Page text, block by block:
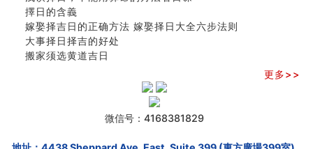
擇日的含義
嫁娶择吉日的正确方法 嫁娶择日大全六步法则
大事择日择吉的好处
搬家须选黄道吉日
更多>>
微信号：4168381829